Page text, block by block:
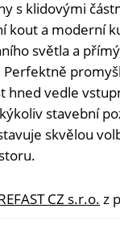
s klidovými
kout a moderní
světla a
vedle
stavební
skvělou
CZ s.r.o. z